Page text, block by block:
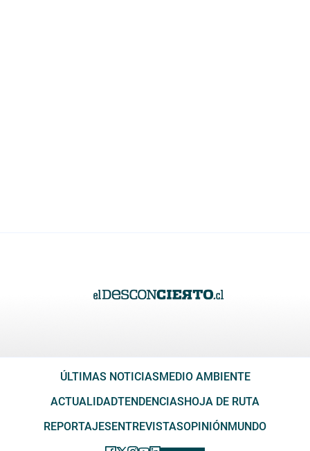
ÚLTIMAS NOTICIAS MEDIO AMBIENTE
ACTUALIDADTENDENCIAS HOJA DE RUTA
REPORTAJES ENTREVISTASOPINIÓN MUNDO